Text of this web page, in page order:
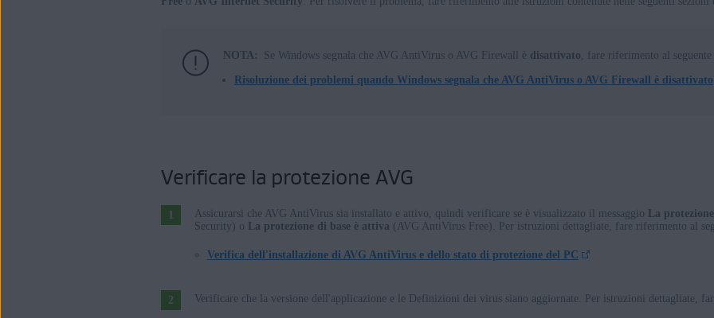
Sistemi operativi:
Microsoft Windows 8 / Pro / Enterprise - 32/64 bit
Microsoft Windows 7 Home Basic / Home Premium / Professional / Enterprise / Ultimate - Service Pack 1 con
NOTA: Se Windows segnala che AVG AntiVirus o AVG Firewall è disattivato, fare riferimento al
Risoluzione dei problemi quando Windows segnala che AVG AntiVirus o AVG Firewall è disattivato
Verificare la protezione AVG
Assicurarsi che AVG AntiVirus sia installato e attivo, quindi verificare se è visualizzato il messaggio La
Security) o La protezione di base è attiva (AVG AntiVirus Free). Per istruzioni dettagliate, fare riferimento al
Verifica dell'installazione di AVG AntiVirus e dello stato di protezione del PC
Verificare che la versione dell'applicazione e le Definizioni dei virus siano aggiornate. Per istruzioni dettagliate,